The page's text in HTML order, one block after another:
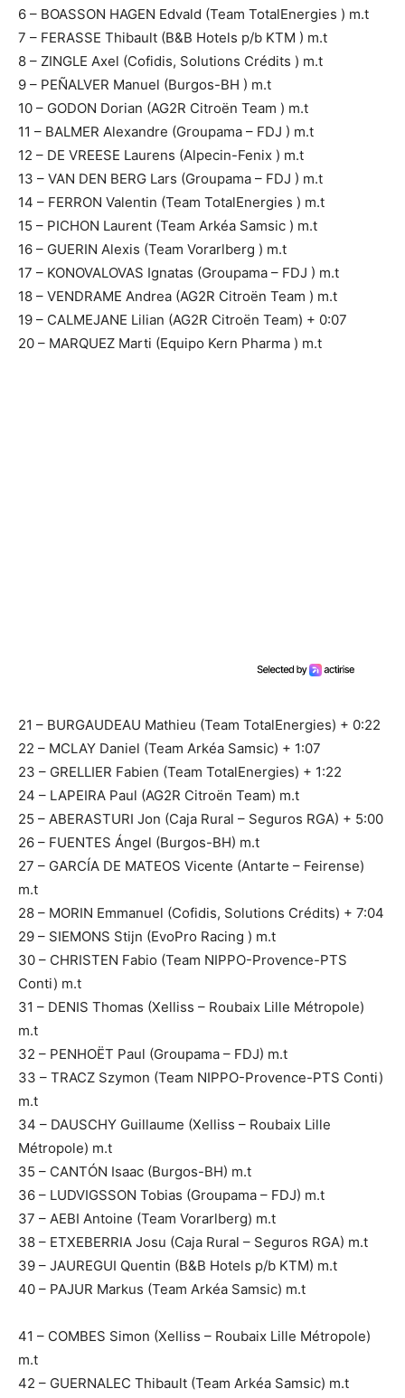
6 – BOASSON HAGEN Edvald (Team TotalEnergies ) m.t
7 – FERASSE Thibault (B&B Hotels p/b KTM ) m.t
8 – ZINGLE Axel (Cofidis, Solutions Crédits ) m.t
9 – PEÑALVER Manuel (Burgos-BH ) m.t
10 – GODON Dorian (AG2R Citroën Team ) m.t
11 – BALMER Alexandre (Groupama – FDJ ) m.t
12 – DE VREESE Laurens (Alpecin-Fenix ) m.t
13 – VAN DEN BERG Lars (Groupama – FDJ ) m.t
14 – FERRON Valentin (Team TotalEnergies ) m.t
15 – PICHON Laurent (Team Arkéa Samsic ) m.t
16 – GUERIN Alexis (Team Vorarlberg ) m.t
17 – KONOVALOVAS Ignatas (Groupama – FDJ ) m.t
18 – VENDRAME Andrea (AG2R Citroën Team ) m.t
19 – CALMEJANE Lilian (AG2R Citroën Team) + 0:07
20 – MARQUEZ Marti (Equipo Kern Pharma ) m.t
21 – BURGAUDEAU Mathieu (Team TotalEnergies) + 0:22
22 – MCLAY Daniel (Team Arkéa Samsic) + 1:07
23 – GRELLIER Fabien (Team TotalEnergies) + 1:22
24 – LAPEIRA Paul (AG2R Citroën Team) m.t
25 – ABERASTURI Jon (Caja Rural – Seguros RGA) + 5:00
26 – FUENTES Ángel (Burgos-BH) m.t
27 – GARCÍA DE MATEOS Vicente (Antarte – Feirense)
m.t
28 – MORIN Emmanuel (Cofidis, Solutions Crédits) + 7:04
29 – SIEMONS Stijn (EvoPro Racing ) m.t
30 – CHRISTEN Fabio (Team NIPPO-Provence-PTS
Conti) m.t
31 – DENIS Thomas (Xelliss – Roubaix Lille Métropole)
m.t
32 – PENHOËT Paul (Groupama – FDJ) m.t
33 – TRACZ Szymon (Team NIPPO-Provence-PTS Conti)
m.t
34 – DAUSCHY Guillaume (Xelliss – Roubaix Lille
Métropole) m.t
35 – CANTÓN Isaac (Burgos-BH) m.t
36 – LUDVIGSSON Tobias (Groupama – FDJ) m.t
37 – AEBI Antoine (Team Vorarlberg) m.t
38 – ETXEBERRIA Josu (Caja Rural – Seguros RGA) m.t
39 – JAUREGUI Quentin (B&B Hotels p/b KTM) m.t
40 – PAJUR Markus (Team Arkéa Samsic) m.t
41 – COMBES Simon (Xelliss – Roubaix Lille Métropole)
m.t
42 – GUERNALEC Thibault (Team Arkéa Samsic) m.t